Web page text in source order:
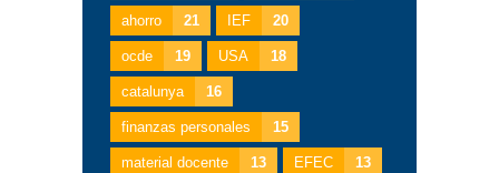
ahorro 21 IEF 20
ocde 19 USA 18
catalunya 16
finanzas personales 15
material docente 13 EFEC 13